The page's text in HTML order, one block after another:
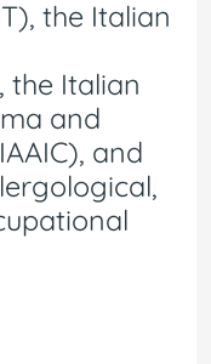
the Italian
the Italian
and
and